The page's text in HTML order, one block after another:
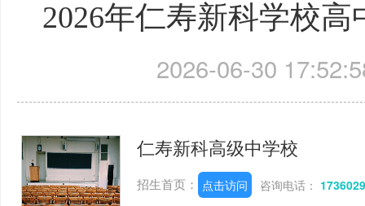
2026年仁寿新科学校
2026-06-30
仁寿新科高级中学校
招生首页： 点击访问 咨询电话：